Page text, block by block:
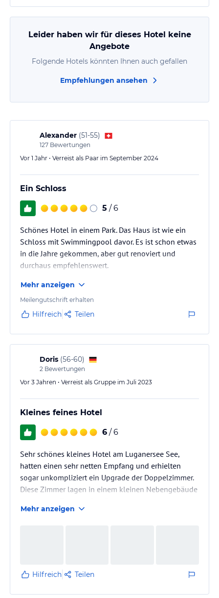
Leider haben wir für dieses Hotel keine
Angebote
Folgende Hotels könnten Ihnen auch gefallen
Empfehlungen ansehen
Alexander (51-55)
127 Bewertungen
Vor 1 Jahr • Verreist als Paar im September 2024
Ein Schloss
5 / 6
Schönes Hotel in einem Park. Das Haus ist wie ein
Schloss mit Swimmingpool davor. Es ist schon etwas
in die Jahre gekommen, aber gut renoviert und
durchaus empfehlenswert.
Mehr anzeigen
Meilengutschrift erhalten
Hilfreich Teilen
Doris (56-60)
2 Bewertungen
Vor 3 Jahren • Verreist als Gruppe im Juli 2023
Kleines feines Hotel
6 / 6
Sehr schönes kleines Hotel am Luganersee See,
hatten einen sehr netten Empfang und erhielten
sogar unkompliziert ein Upgrade der Doppelzimmer.
Diese Zimmer lagen in einem kleinen Nebengebäude
Wünsche offen. Es ist alles immer reichlich und frisch
Mehr anzeigen
Hilfreich Teilen